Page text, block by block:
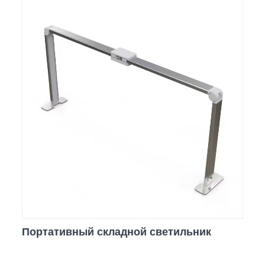
Портативный складной светильник